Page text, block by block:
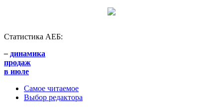
Статистика АЕБ:
– динамика
продаж
в июле
Самое читаемое
Выбор редактора